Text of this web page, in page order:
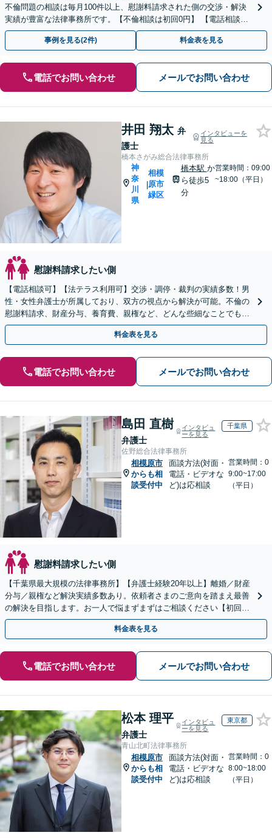
不倫問題の相談は毎月100件以上、慰謝料請求された側の交渉・解決
実績が豊富な法律事務所です。【不倫相談は初回0円】 【電話相談で
ご契約まで対応可/来所不要】
事例を見る(2件) 料金表を見る
電話でお問い合わせ メールでお問い合わせ
井田 翔太 弁
護士
インタビューを
見る
橋本さがみ総合法律事務所
神
奈
川
県
|
相模
原市
緑区
橋本駅 か
ら徒歩5
分
営業時間：09:00
~18:00（平日）
慰謝料請求したい側
【電話相談可】【法テラス利用可】交渉・調停・裁判の実績多数！男
性・女性弁護士が所属しており、双方の視点から解決が可能。不倫の
慰謝料請求、財産分与、養育費、親権など、どんな些細なことでもお
気軽にご相談ください【休日・夜間面談可】【橋本駅6分】
料金表を見る
電話でお問い合わせ メールでお問い合わせ
島田 直樹
弁護士
インタビュ
ーを見る
千葉県
佐野総合法律事務所
相模原市
からも相
談受付中
面談方法(対面・
電話・ビデオな
ど)は応相談
営業時間：0
9:00~17:00
（平日）
慰謝料請求したい側
【千葉県最大規模の法律事務所】【弁護士経験20年以上】離婚／財産
分与／親権など解決実績多数あり。依頼者さまのご意向を踏まえ最善
の解決を目指します。お一人で悩まずまずはご相談ください【初回来
所相談無料】【電話・web面談可】【千葉中央駅5分】
料金表を見る
電話でお問い合わせ メールでお問い合わせ
松本 理平
弁護士
インタビュ
ーを見る
東京都
青山北町法律事務所
相模原市
からも相
談受付中
面談方法(対面・
電話・ビデオな
ど)は応相談
営業時間：0
8:00~18:00
（平日）